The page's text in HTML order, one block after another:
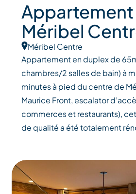
Appartement
Méribel
Méribel Centre
Appartement en duplex de
chambres/2 salles de bain) à
minutes à pied du centre de
Maurice Front, escalator
commerces et restaurants),
de qualité a été totalement